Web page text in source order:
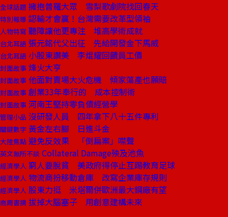
全球話題 擁抱普羅大眾 雪梨歌劇院找回春天
特別報導 認輸才會贏！台灣需要改革型領袖
人物特寫 聽障讓他更專注 堆高學術成就
台北耳語 張元銘代父出征 先給開發金下馬威
台北耳語 小股東讚美 李焜耀回饋員工價
封面故事 烽火大亨
封面故事 他面對賣場大火危機 傾家蕩產也願賠
封面故事 創業33年奉行的 成本控制術
封面故事 河南王堅持零負債經營學
管理小品 沒研發人員 四年拿下八十五件專利
關鍵數字 黃金左右腳 日進斗金
大陸焦點 避免反效果 「倒扁案」噤聲
英文無所不談 Collateral Damage殃及池魚
經濟學人 窮人要脫貧 美政府得停止互踢教育足球
經濟學人 物流商扮移動倉庫 改寫企業庫存規則
經濟學人 股東力挺 米塔爾併歐洲最大鋼廠有望
商周書摘 拔掉大腦塞子 用創意建構未來